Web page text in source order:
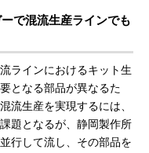
で混流生産ラインでも
ラインにおけるキット生
となる部品が異なるた
流生産を実現するには、
題となるが、静岡製作所
行して流し、その部品を